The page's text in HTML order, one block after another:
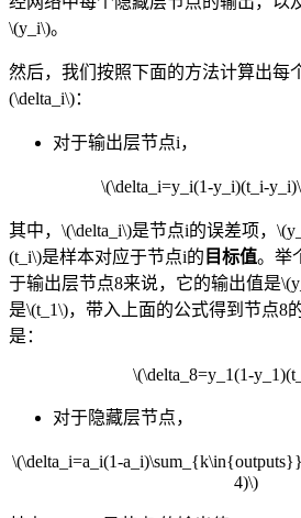
\(y_i\)。
然后，我们按照下面的方法计算出每
(\delta_i\)：
对于输出层节点i，
\(\delta_i=y_i(1-y_i)(t_i-
其中，\(\delta_i\)是节点i的误差项，
(t_i\)是样本对应于节点i的 目标值。举
于输出层节点8来说，它的输出值是
是\(t_1\)，带入上面的公式得到节点8
是：
\(\delta_8=y_1(1-
对于隐藏层节点，
\(\delta_i=a_i(1-
4)\)